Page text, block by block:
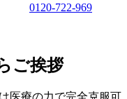
0120-722-969
ご挨拶